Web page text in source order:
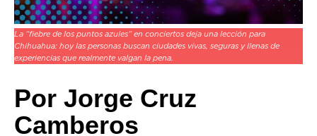
La “fiebre de los puntos azules” en conciertos deja una lección para
Chihuahua: hoy las personas buscan ciudades vivas, seguras y llenas de
experiencias que realmente valgan la pena.
Por Jorge Cruz
Camberos